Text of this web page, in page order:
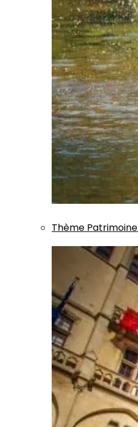
Thème Patrimoine